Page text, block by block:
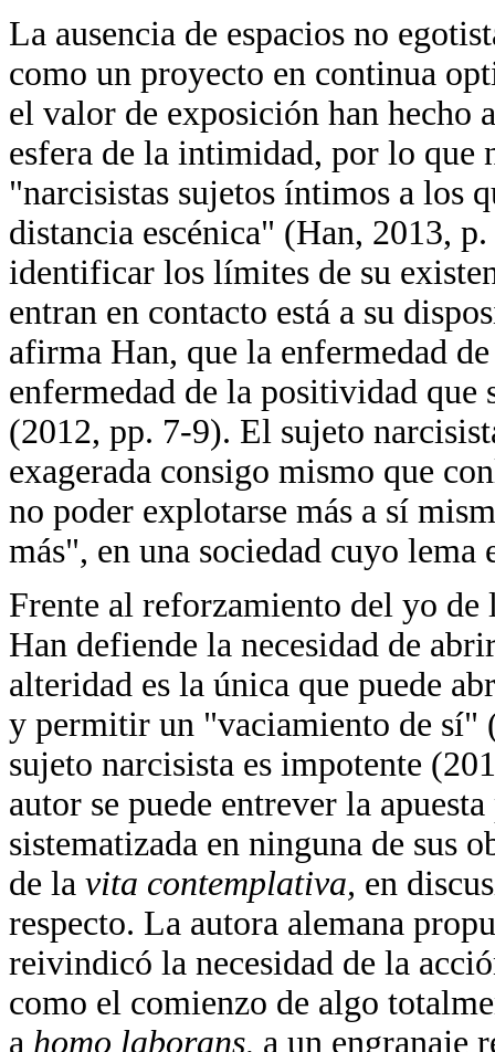
La ausencia de espacios no
como un proyecto en continua
el valor de exposición han hecho
esfera de la intimidad, por lo que
"narcisistas sujetos íntimos a los
distancia escénica" (Han, 2013,
identificar los límites de su
entran en contacto está a su
afirma Han, que la enfermedad
enfermedad de la positividad que
(2012, pp. 7-9). El sujeto
exagerada consigo mismo que
no poder explotarse más a sí
más", en una sociedad cuyo
Frente al reforzamiento del yo
Han defiende la necesidad de
alteridad es la única que puede
y permitir un "vaciamiento de sí"
sujeto narcisista es impotente
autor se puede entrever la
sistematizada en ninguna de sus
de la vita contemplativa, en
respecto. La autora alemana
reivindicó la necesidad de la
como el comienzo de algo
a homo laborans, a un engranaje